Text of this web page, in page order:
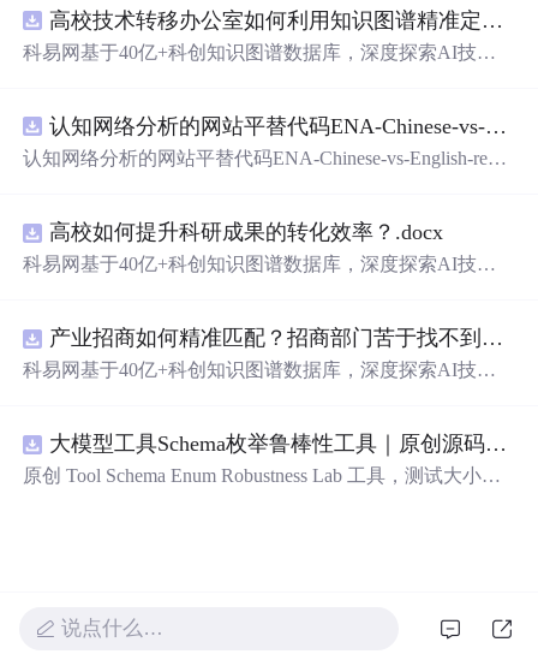
高校技术转移办公室如何利用知识图谱精准定位产业需求与技术适配点？.docx
科易网基于40亿+科创知识图谱数据库，深度探索AI技术
新领域的AI+数智化解决方案，推动科技创新与产业创新
智能化发展。
认知网络分析的网站平替代码ENA-Chinese-vs-English-reproducible.zip
认知网络分析的网站平替代码ENA-Chinese-vs-English-repro
高校如何提升科研成果的转化效率？.docx
科易网基于40亿+科创知识图谱数据库，深度探索AI技术
新领域的AI+数智化解决方案，推动科技创新与产业创新
智能化发展。
产业招商如何精准匹配？招商部门苦于找不到符合产业链补链强链方向的目标企业怎么办？.docx
科易网基于40亿+科创知识图谱数据库，深度探索AI技术
新领域的AI+数智化解决方案，推动科技创新与产业创新
智能化发展。
大模型工具Schema枚举鲁棒性工具｜原创源码+测试+离线报告
原创 Tool Schema Enum Robustness Lab 工具，测试大小
热点产品或开源项目源码、Logo、官方截图、论文、生产
说点什么…